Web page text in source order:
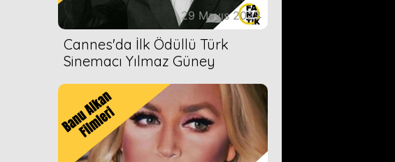
29 Mayıs 2023
Cannes'da İlk Ödüllü Türk
Sinemacı Yılmaz Güney